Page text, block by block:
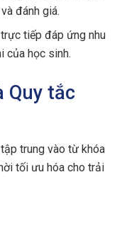
đánh giá.
tiếp đáp ứng nhu
của học sinh.
Quy tắc
trung vào từ khóa
tối ưu hóa cho trải